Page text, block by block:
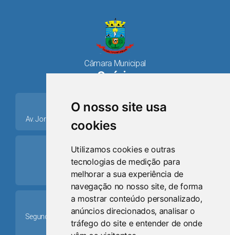
O nosso site usa
cookies
Utilizamos cookies e outras
tecnologias de medição para
melhorar a sua experiência de
navegação no nosso site, de forma
a mostrar conteúdo personalizado,
anúncios direcionados, analisar o
tráfego do site e entender de onde
Câmara Municipal
Osório
place
Av. Jorge Dariva, 1211, Centro CEP: 95520.000 - Osório/RS
ring_volume
Telefone
(51) 9 8024-0884
Schedule
Segunda-feira a Sexta-feira: 08h às 12h e das 13h30min às
17h30min